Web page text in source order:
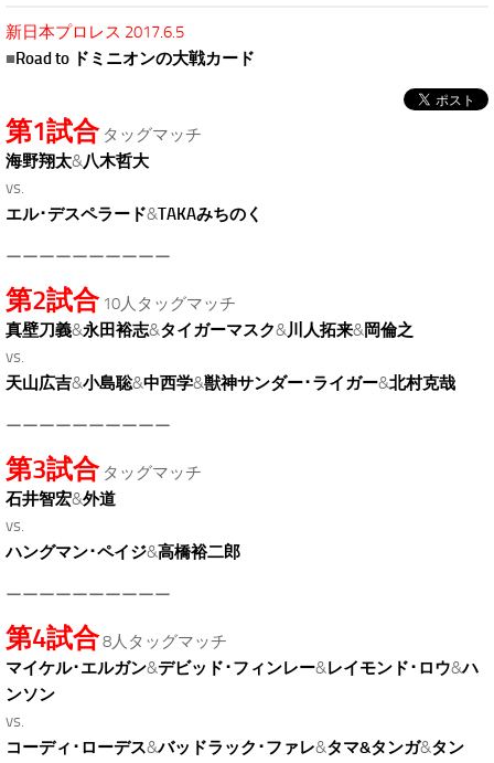
新日本プロレス 2017.6.5
■Road to ドミニオンの大戦カード
第1試合タッグマッチ
海野翔太&八木哲大
vs.
エル･デスペラード&TAKAみちのく
ーーーーーーーーーー
第2試合10人タッグマッチ
真壁刀義&永田裕志&タイガーマスク&川人拓来&岡倫之
vs.
天山広吉&小島聡&中西学&獣神サンダー･ライガー&北村克哉
ーーーーーーーーーー
第3試合タッグマッチ
石井智宏&外道
vs.
ハングマン･ペイジ&高橋裕二郎
ーーーーーーーーーー
第4試合8人タッグマッチ
マイケル･エルガン&デビッド･フィンレー&レイモンド･ロウ&ハ
ンソン
vs.
コーディ･ローデス&バッドラック･ファレ&タマ&タンガ&タン